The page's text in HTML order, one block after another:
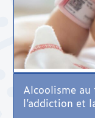
Alcoolisme
l’addiction et